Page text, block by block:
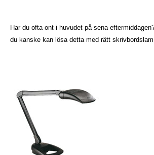
Har du ofta ont i huvudet på sena
du kanske kan lösa detta med rätt